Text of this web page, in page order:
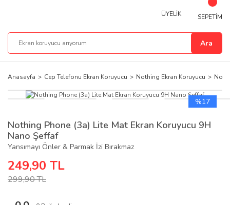
Ara
ÜYELİK SEPETİM
Anasayfa Cep Telefonu Ekran Koruyucu Nothing Ekran Koruyucu
%17
Nothing Phone (3a) Lite Mat Ekran Koruyucu 9H
Nano Şeffaf
Yansımayı Önler & Parmak İzi Bırakmaz
249,90 TL
299,90 TL